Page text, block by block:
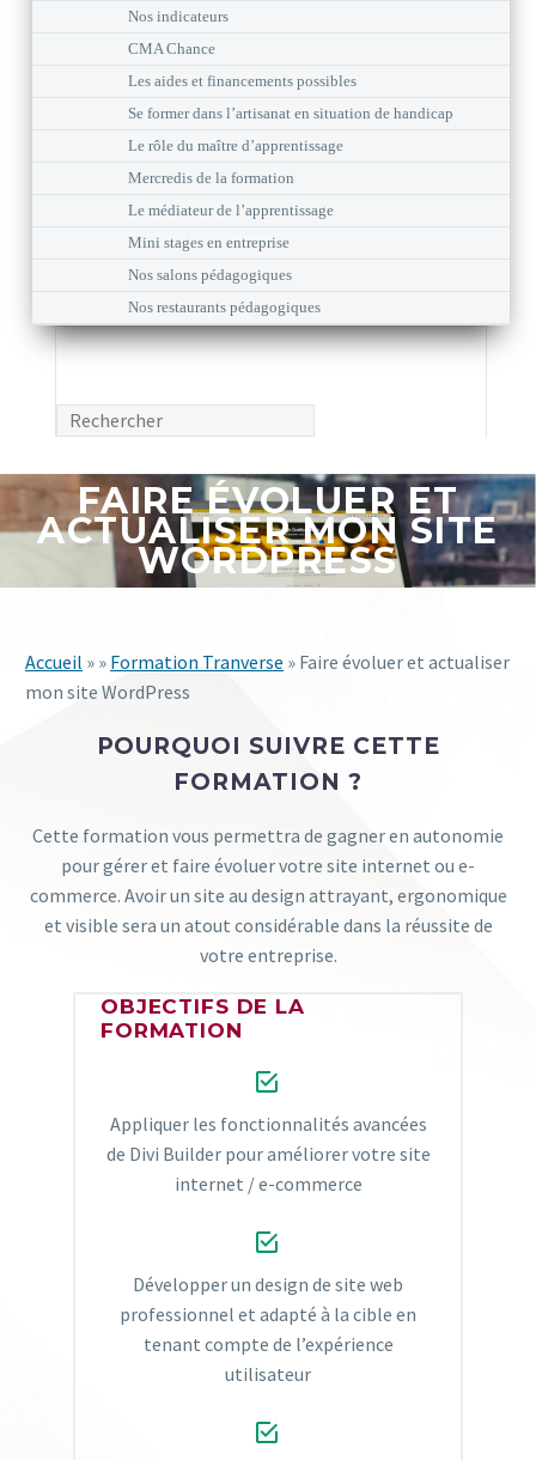
Nos indicateurs
CMA Chance
Les aides et financements possibles
Se former dans l’artisanat en situation de handicap
Le rôle du maître d’apprentissage
Mercredis de la formation
Le médiateur de l’apprentissage
Mini stages en entreprise
Nos salons pédagogiques
Nos restaurants pédagogiques
FAIRE ÉVOLUER ET
ACTUALISER MON SITE
WORDPRESS
Accueil » » Formation Tranverse » Faire évoluer et actualiser
mon site WordPress
POURQUOI SUIVRE CETTE
FORMATION ?
Cette formation vous permettra de gagner en autonomie
pour gérer et faire évoluer votre site internet ou e-
commerce. Avoir un site au design attrayant, ergonomique
et visible sera un atout considérable dans la réussite de
votre entreprise.
OBJECTIFS DE LA
FORMATION


​Appliquer les fonctionnalités avancées
de Divi Builder pour améliorer votre site
internet / e-commerce​​


Développer un design de site web
professionnel et adapté à la cible en
tenant compte de l’expérience
utilisateur​​

